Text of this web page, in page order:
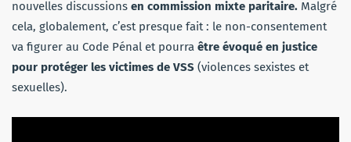
nouvelles discussions en commission mixte paritaire. Malgré
cela, globalement, c’est presque fait : le non-consentement
va figurer au Code Pénal et pourra être évoqué en justice
pour protéger les victimes de VSS (violences sexistes et
sexuelles).